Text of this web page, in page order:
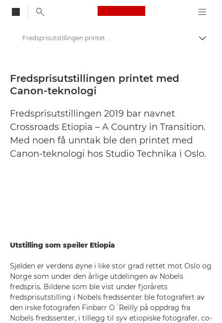
Canon Logo, back
Pressesenter
Fredsprisutstillingen printet med Canon-teknologi - Canons pressesenter
Fredsprisutstillingen printet med
Canon-teknologi
Fredsprisutstillingen 2019 bar navnet
Crossroads Etiopia – A Country in Transition.
Med noen få unntak ble den printet med
Canon-teknologi hos Studio Technika i Oslo.
Utstilling som speiler Etiopia
Sjelden er verdens øyne i like stor grad rettet mot Oslo og
Norge som under den årlige utdelingen av Nobels
fredspris. Bildene som ble vist under fjorårets
fredsprisutstilling i Nobels fredssenter ble fotografert av
den irske fotografen Finbarr O´Reilly på oppdrag fra
Nobels fredssenter, i tillegg til syv etiopiske fotografer, co-